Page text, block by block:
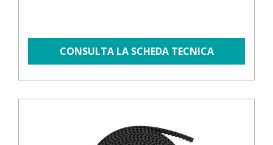
CONSULTA LA SCHEDA TECNICA